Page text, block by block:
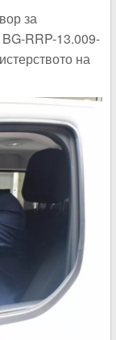
за
RRP-13.009-
на